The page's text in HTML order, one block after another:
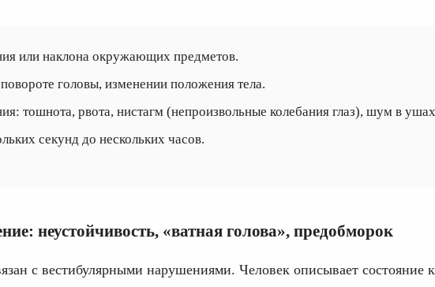
или наклона окружающих предметов.
головы, изменении положения тела.
тошнота, рвота, нистагм (непроизвольные колебания глаз), шум в
секунд до нескольких часов.
неустойчивость, «ватная голова», предобморок
с вестибулярными нарушениями. Человек описывает состояние